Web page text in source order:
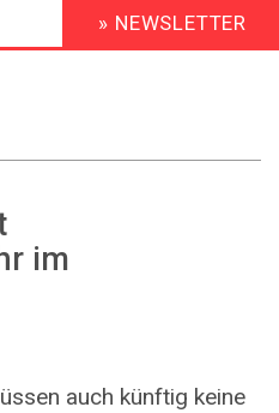
HEADER
MENU
» NEWSLETTER
im
auch künftig keine